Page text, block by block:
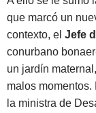
que marcó un
contexto, el Jefe
conurbano
un jardín maternal,
malos momentos.
la ministra de